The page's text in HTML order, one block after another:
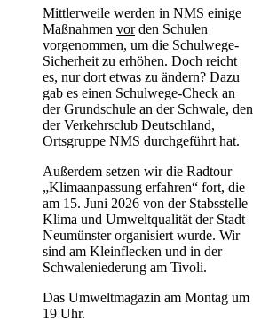
Mittlerweile werden in NMS einige
Maßnahmen vorden Schulen
vorgenommen, um die Schulwege-
Sicherheit zu erhöhen. Doch reicht
es, nur dort etwas zu ändern? Dazu
gab es einen Schulwege-Check an
der Grundschule an der Schwale, den
der Verkehrsclub Deutschland,
Ortsgruppe NMS durchgeführt hat.
Außerdem setzen wir die Radtour
„Klimaanpassung erfahren“ fort, die
am 15. Juni 2026 von der Stabsstelle
Klima und Umweltqualität der Stadt
Neumünster organisiert wurde. Wir
sind am Kleinflecken und in der
Schwaleniederung am Tivoli.
Das Umweltmagazin am Montag um
19 Uhr.